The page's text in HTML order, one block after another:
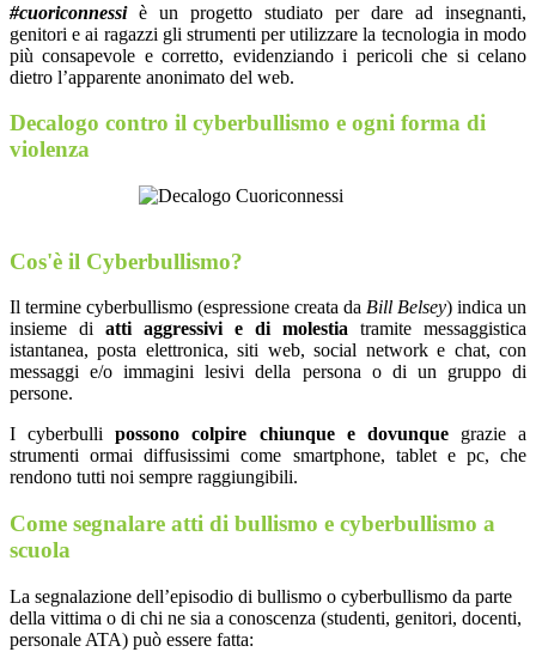
#cuoriconnessi è un progetto studiato per dare ad insegnanti,
genitori e ai ragazzi gli strumenti per utilizzare la tecnologia in modo
più consapevole e corretto, evidenziando i pericoli che si celano
dietro l’apparente anonimato del web.
Decalogo contro il cyberbullismo e ogni forma di
violenza
Cos'è il Cyberbullismo?
Il termine cyberbullismo (espressione creata da Bill Belsey) indica un
insieme di atti aggressivi e di molestia tramite messaggistica
istantanea, posta elettronica, siti web, social network e chat, con
messaggi e/o immagini lesivi della persona o di un gruppo di
persone.
I cyberbullipossono colpire chiunque e dovunquegrazie a
strumenti ormai diffusissimi come smartphone, tablet e pc, che
rendono tutti noi sempre raggiungibili.
Come segnalare atti di bullismo e cyberbullismo a
scuola
La segnalazione dell’episodio di bullismo o cyberbullismo da parte
della vittima o di chi ne sia a conoscenza (studenti, genitori, docenti,
personale ATA) può essere fatta: